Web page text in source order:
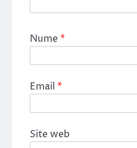
Nume*
Email *
Site web